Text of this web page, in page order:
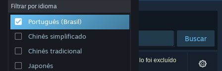
Suporte
Alterar idioma
Filtrar por idioma
Português (Brasil)
Chinês simplificado
Chinês tradicional
Japonês
Ordenar por Relevância
Buscar
0 resultados correspondem à sua busca. Um título foi excluído
de acordo com as suas preferências.